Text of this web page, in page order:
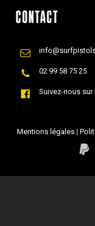
CONTACT
02 99 58 75 25
Suivez-nous sur
Mentions légales|